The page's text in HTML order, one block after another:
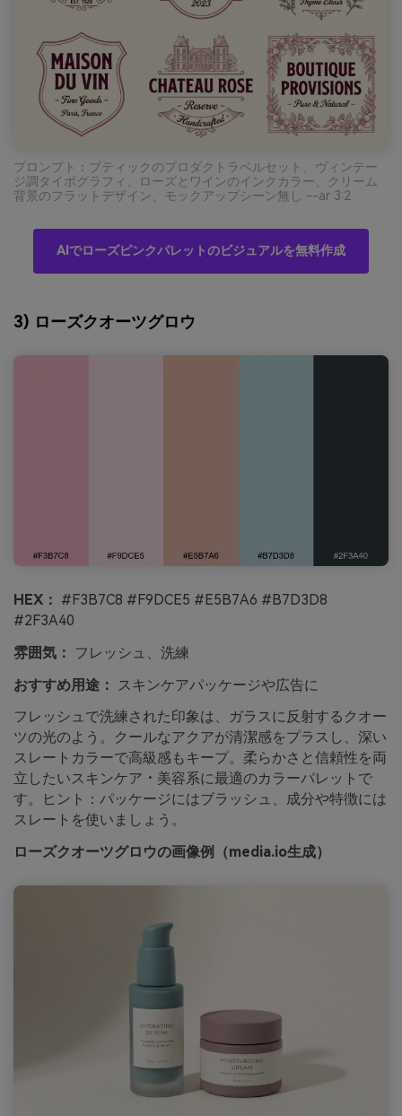
プロンプト：ブティックのプロダクトラベルセット、ヴィンテー
ジ調タイポグラフィ、ローズとワインのインクカラー、クリーム
背景のフラットデザイン、モックアップシーン無し --ar 3:2
AIでローズピンクパレットのビジュアルを無料作成
3) ローズクオーツグロウ
HEX： #F3B7C8 #F9DCE5 #E5B7A6 #B7D3D8
#2F3A40
雰囲気：
フレッシュ、洗練
おすすめ用途：
スキンケアパッケージや広告に
フレッシュで洗練された印象は、ガラスに反射するクオー
ツの光のよう。クールなアクアが清潔感をプラスし、深い
スレートカラーで高級感もキープ。柔らかさと信頼性を両
立したいスキンケア・美容系に最適のカラーパレットで
す。ヒント：パッケージにはブラッシュ、成分や特徴には
スレートを使いましょう。
ローズクオーツグロウの画像例（media.io生成）